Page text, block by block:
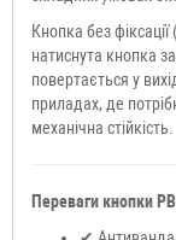
Кнопка без
натиснута кнопка
повертається у
приладах, де
механічна стійкість.
Переваги кнопки